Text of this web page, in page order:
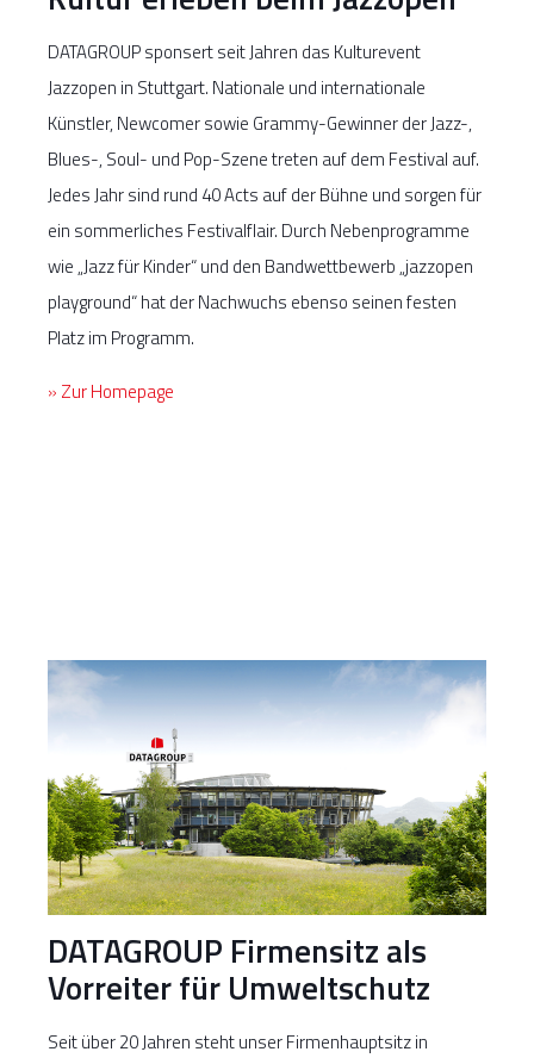
DATAGROUP sponsert seit Jahren das Kulturevent
Jazzopen in Stuttgart. Nationale und internationale
Künstler, Newcomer sowie Grammy-Gewinner der Jazz-,
Blues-, Soul- und Pop-Szene treten auf dem Festival auf.
Jedes Jahr sind rund 40 Acts auf der Bühne und sorgen für
ein sommerliches Festivalflair. Durch Nebenprogramme
wie „Jazz für Kinder“ und den Bandwettbewerb „jazzopen
playground“ hat der Nachwuchs ebenso seinen festen
Platz im Programm.
» Zur Homepage
DATAGROUP Firmensitz als
Vorreiter für Umweltschutz
Seit über 20 Jahren steht unser Firmenhauptsitz in